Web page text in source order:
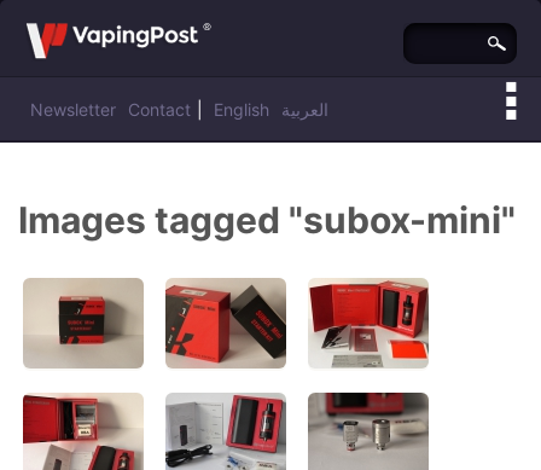
Newsletter Contact English العربية
Vous êtes ici :Vaping Post»
Images tagged "subox-mini"